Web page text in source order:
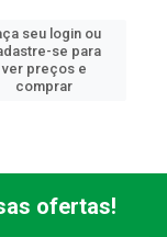
seu login ou
se para
ver preços e
comprar
ofertas!